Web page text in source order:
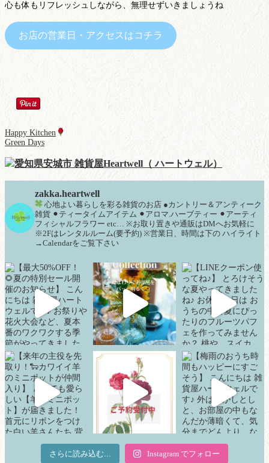
心も体もリフレッシュしながら、無理せずいきましょうね
お店の営業日・アクセスはコチラ
Happy Kitchen
Green Days
zakka.heartwell
心地よい暮らしを彩る雑貨のお店 ●カントリー＆アンティーク
雑貨 ⚫︎ティータイムアイテム ⚫︎アロマ.ハーブティー ⚫︎アーティ
フィシャルフラワー etc… ※お取り置きや通販はDMへお気軽に
※2Fはレンタルルーム(要予約) ※営業日、時間は下の ハイライト
→Calendarをご覧下さい
さらに読み込む... Instagram でフォロー